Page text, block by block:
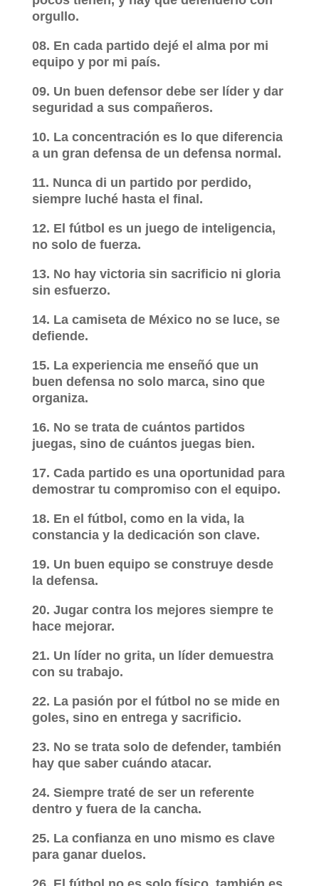
orgullo.
08. En cada partido dejé el alma por mi
equipo y por mi país.
09. Un buen defensor debe ser líder y dar
seguridad a sus compañeros.
10. La concentración es lo que diferencia
a un gran defensa de un defensa normal.
11. Nunca di un partido por perdido,
siempre luché hasta el final.
12. El fútbol es un juego de inteligencia,
no solo de fuerza.
13. No hay victoria sin sacrificio ni gloria
sin esfuerzo.
14. La camiseta de México no se luce, se
defiende.
15. La experiencia me enseñó que un
buen defensa no solo marca, sino que
organiza.
16. No se trata de cuántos partidos
juegas, sino de cuántos juegas bien.
17. Cada partido es una oportunidad para
demostrar tu compromiso con el equipo.
18. En el fútbol, como en la vida, la
constancia y la dedicación son clave.
19. Un buen equipo se construye desde
la defensa.
20. Jugar contra los mejores siempre te
hace mejorar.
21. Un líder no grita, un líder demuestra
con su trabajo.
22. La pasión por el fútbol no se mide en
goles, sino en entrega y sacrificio.
23. No se trata solo de defender, también
hay que saber cuándo atacar.
24. Siempre traté de ser un referente
dentro y fuera de la cancha.
25. La confianza en uno mismo es clave
para ganar duelos.